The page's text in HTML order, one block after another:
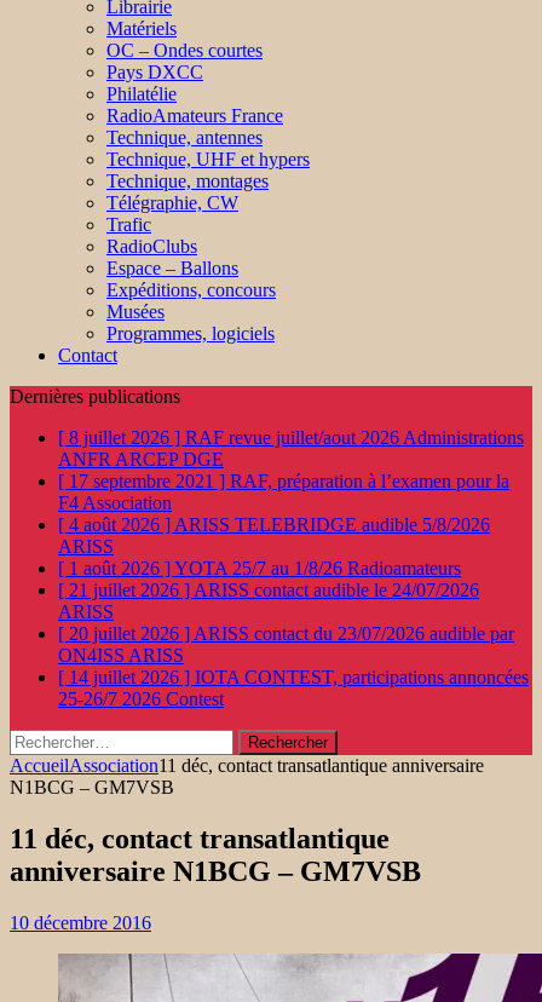
Librairie
Matériels
OC – Ondes courtes
Pays DXCC
Philatélie
RadioAmateurs France
Technique, antennes
Technique, UHF et hypers
Technique, montages
Télégraphie, CW
Trafic
RadioClubs
Espace – Ballons
Expéditions, concours
Musées
Programmes, logiciels
Contact
Dernières publications
[ 8 juillet 2026 ] RAF revue juillet/aout 2026 Administrations
ANFR ARCEP DGE
[ 17 septembre 2021 ] RAF, préparation à l’examen pour la
F4 Association
[ 4 août 2026 ] ARISS TELEBRIDGE audible 5/8/2026
ARISS
[ 1 août 2026 ]YOTA 25/7 au 1/8/26 Radioamateurs
[ 21 juillet 2026 ] ARISS contact audible le 24/07/2026
ARISS
[ 20 juillet 2026 ] ARISS contact du 23/07/2026 audible par
ON4ISS ARISS
[ 14 juillet 2026 ] IOTA CONTEST, participations annoncées
25-26/7 2026 Contest
Rechercher :
AccueilAssociation11 déc, contact transatlantique anniversaire
N1BCG – GM7VSB
11 déc, contact transatlantique
anniversaire N1BCG – GM7VSB
10 décembre 2016